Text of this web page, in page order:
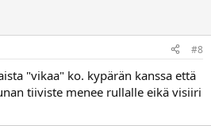
#8
"vikaa" ko. kypärän kanssa että
tiiviste menee rullalle eikä visiiri